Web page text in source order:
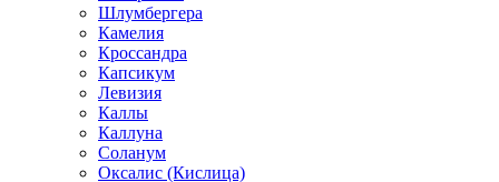
Шлумбергера
Камелия
Кроссандра
Капсикум
Левизия
Каллы
Каллуна
Соланум
Оксалис (Кислица)